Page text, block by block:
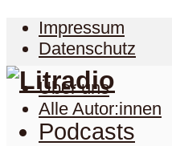
Impressum
Datenschutz
Über uns
Alle Autor:innen
Podcasts